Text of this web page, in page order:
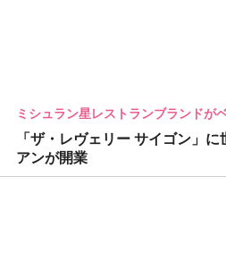
ミシュラン星レストランブランドが
「ザ・レヴェリー サイゴン」
アンが開業